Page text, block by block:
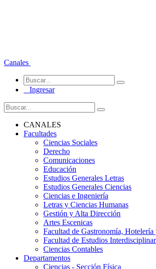
Canales
Ingresar
CANALES
Facultades
Ciencias Sociales
Derecho
Comunicaciones
Educación
Estudios Generales Letras
Estudios Generales Ciencias
Ciencias e Ingeniería
Letras y Ciencias Humanas
Gestión y Alta Dirección
Artes Escenicas
Facultad de Gastronomía,
Facultad de Estudios
Ciencias Contables
Departamentos
Ciencias - Sección Física